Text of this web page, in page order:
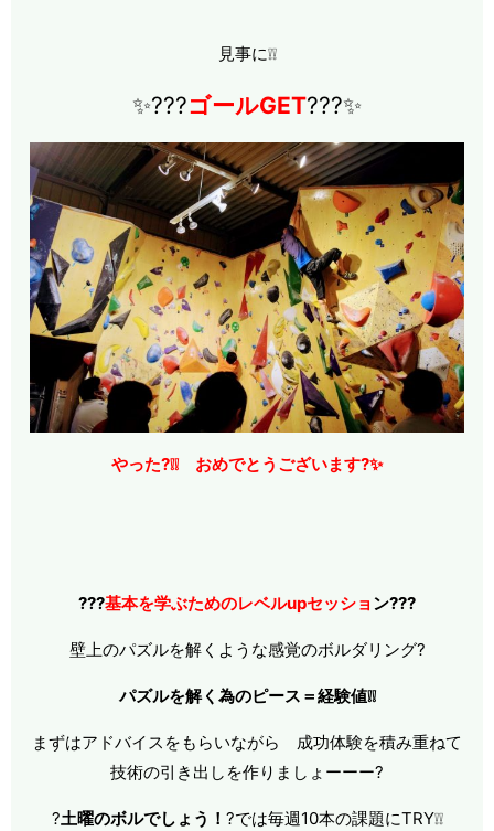
見事に❕❕
✨???ゴールGET???✨
やった?❕❕ おめでとうございます?✨
???基本を学ぶためのレベルupセッショ ン???
壁上のパズルを解くような感覚のボルダリング?
パズルを解く為のピース＝経験値❕❕
まずはアドバイスをもらいながら 成功体験を積み重ねて
技術の引き出しを作りましょーーー?
?土曜のボルでしょう！ ?では毎週10本の課題にTRY❕❕